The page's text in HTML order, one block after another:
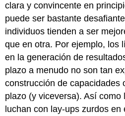
clara y convincente en
puede ser bastante
individuos tienden a ser
que en otra. Por ejemplo, los
en la generación de
plazo a menudo no son tan
construcción de capacidades
plazo (y viceversa). Así como
luchan con lay-ups zurdos en